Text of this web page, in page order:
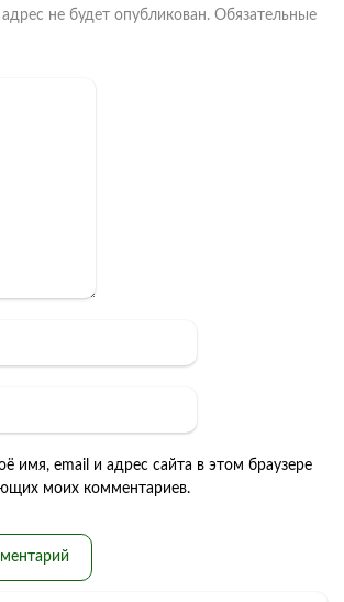
не будет опубликован. Обязательные
имя, email и адрес сайта в этом браузере
моих комментариев.